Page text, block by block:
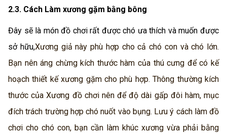
2.3. Cách Làm xương gặm bằng bông
Đây sẽ là món đồ chơi rất được chó ưa thích và muốn được
sở hữu,Xương giả này phù hợp cho cả chó con và chó lớn.
Bạn nên áng chừng kích thước hàm của thú cưng để có kế
hoạch thiết kế xương gặm cho phù hợp. Thông thường kích
thước của Xương đồ chơi nên để độ dài gấp đôi hàm, mục
đích trách trường hợp chó nuốt vào bụng. Lưu ý cách làm đồ
chơi cho chó con, bạn cần làm khúc xương vừa phải bằng